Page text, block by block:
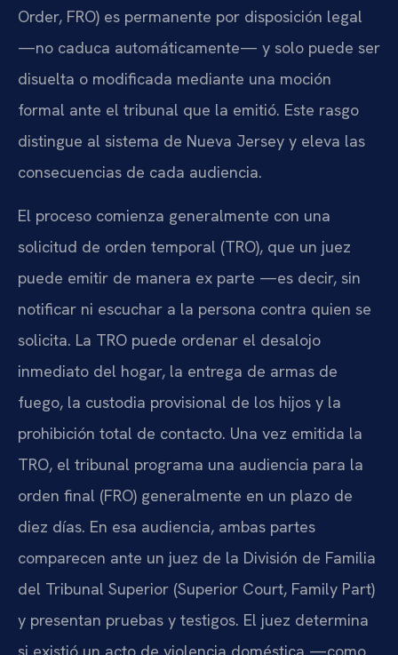
Order, FRO) es permanente por disposición legal
—no caduca automáticamente— y solo puede ser
disuelta o modificada mediante una moción
formal ante el tribunal que la emitió. Este rasgo
distingue al sistema de Nueva Jersey y eleva las
consecuencias de cada audiencia.
El proceso comienza generalmente con una
solicitud de orden temporal (TRO), que un juez
puede emitir de manera ex parte —es decir, sin
notificar ni escuchar a la persona contra quien se
solicita. La TRO puede ordenar el desalojo
inmediato del hogar, la entrega de armas de
fuego, la custodia provisional de los hijos y la
prohibición total de contacto. Una vez emitida la
TRO, el tribunal programa una audiencia para la
orden final (FRO) generalmente en un plazo de
diez días. En esa audiencia, ambas partes
comparecen ante un juez de la División de Familia
del Tribunal Superior (Superior Court, Family Part)
y presentan pruebas y testigos. El juez determina